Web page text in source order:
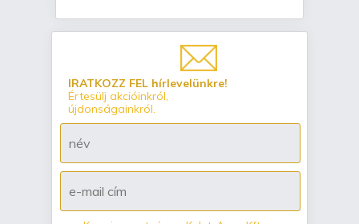
IRATKOZZ FEL hírlevelünkre!
Értesülj akcióinkról,
újdonságainkról.